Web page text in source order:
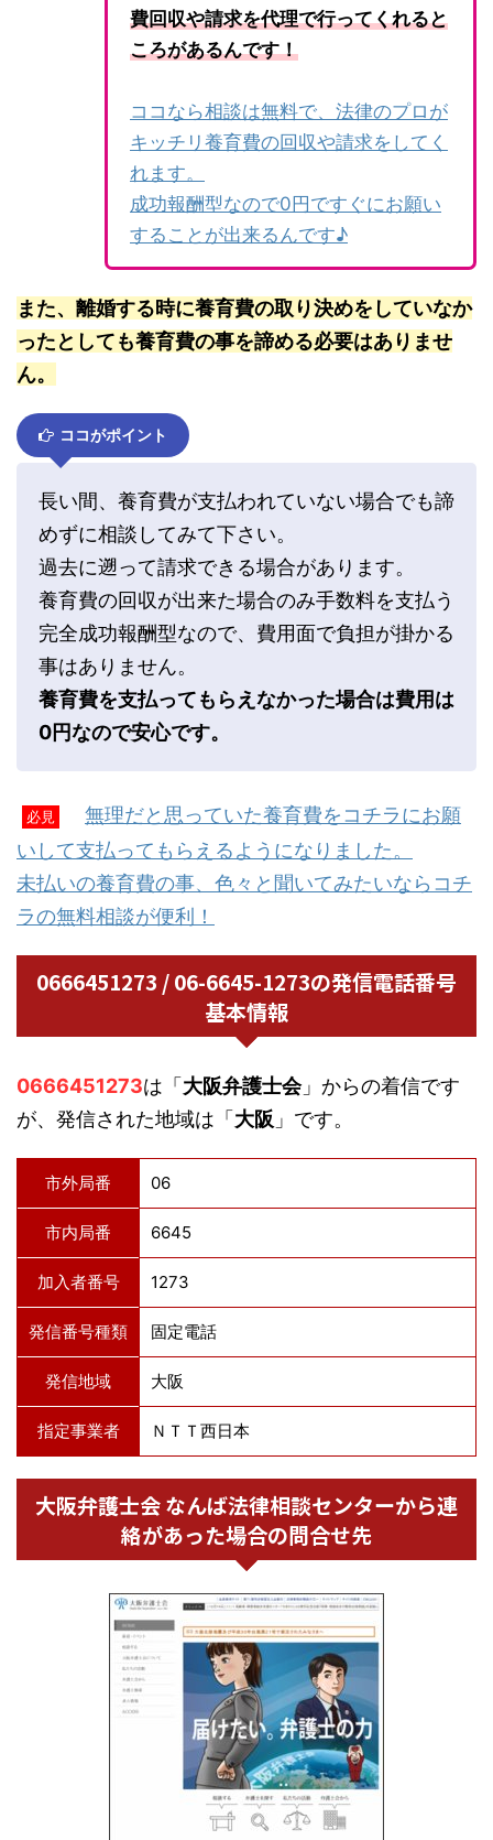
費回収や請求を代理で行ってくれると
ころがあるんです！
ココなら相談は無料で、法律のプロが
キッチリ養育費の回収や請求をしてく
れます。
成功報酬型なので0円ですぐにお願い
することが出来るんです♪
また、離婚する時に養育費の取り決めをしていなか
ったとしても養育費の事を諦める必要はありませ
ん。
ココがポイント
長い間、養育費が支払われていない場合でも諦
めずに相談してみて下さい。
過去に遡って請求できる場合があります。
養育費の回収が出来た場合のみ手数料を支払う
完全成功報酬型なので、費用面で負担が掛かる
事はありません。
養育費を支払ってもらえなかった場合は費用は
0円なので安心です。
必見
無理だと思っていた養育費をコチラにお願
いして支払ってもらえるようになりました。
未払いの養育費の事、色々と聞いてみたいならコチ
ラの無料相談が便利！
0666451273 / 06-6645-1273の発信電話番号
基本情報
0666451273は「大阪弁護士会」からの着信です
が、発信された地域は「大阪 」です。
市外局番 06
市内局番 6645
加入者番号 1273
発信番号種類 固定電話
発信地域 大阪
指定事業者 ＮＴＴ西日本
大阪弁護士会 なんば法律相談センターから連
絡があった場合の問合せ先